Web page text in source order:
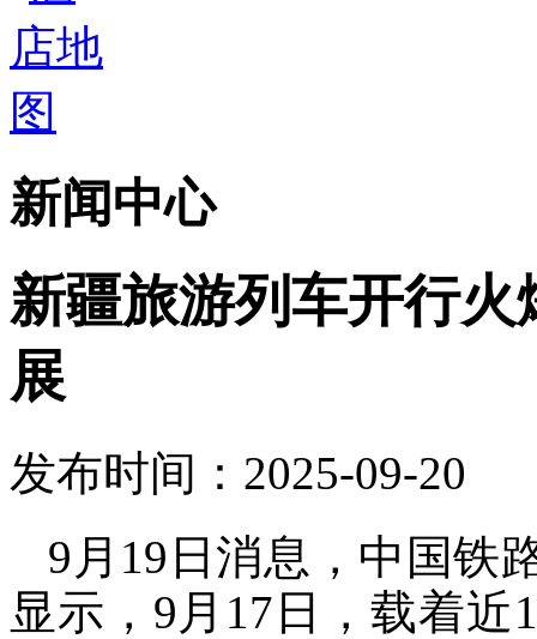
新闻中心
新疆旅游列车开行
展
发布时间：2025-09-20
9月19日消息，中国铁
显示，9月17日，载着近